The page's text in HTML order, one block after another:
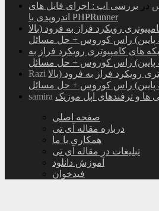
در بررسی اپ : اجرای فایل های PHP در گوشی
اندرویدی با PHPRunner
رویکرد فراز به فرود (بالا
پایین) راس کوروس + حل مسائل
های کامپیوتری رویکرد فراز به
پایین) راس کوروس + حل مسائل
Razi رویکرد فراز به فرود (بالا
پایین) راس کوروس + حل مسائل
samira
صفحه اصلی
درباره مقاله آی تی
همکاری با ما
تبلیغات در مقاله آی تی
آموزش دانلود
فیدخوان